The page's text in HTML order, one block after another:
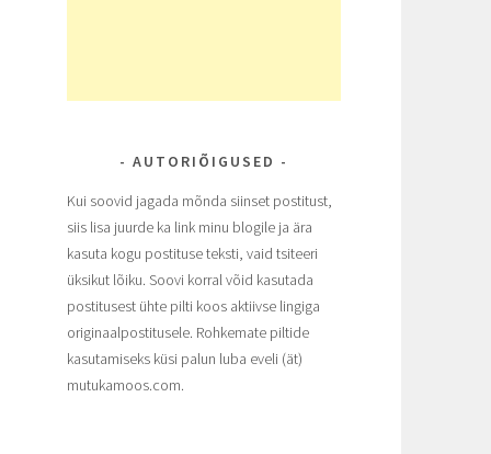
AUTORIÕIGUSED
Kui soovid jagada mõnda siinset postitust,
siis lisa juurde ka link minu blogile ja ära
kasuta kogu postituse teksti, vaid tsiteeri
üksikut lõiku. Soovi korral võid kasutada
postitusest ühte pilti koos aktiivse lingiga
originaalpostitusele. Rohkemate piltide
kasutamiseks küsi palun luba eveli (ät)
mutukamoos.com.